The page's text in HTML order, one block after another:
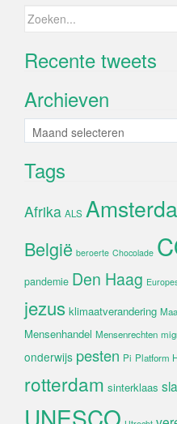
Zoeken
Recente tweets
Klik om
Archieven
Archieven
Tags
Afrika ALS
België beroerte Chocolade
pandemie Den Haag
jezus klimaatverandering
Mensenhandel Mensenrechten
onderwijs pesten Pi Platform
rotterdam sinterklaas
UNESCO